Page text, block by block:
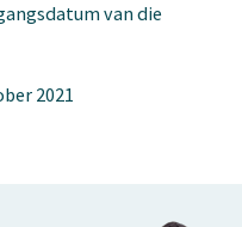
van die
2021